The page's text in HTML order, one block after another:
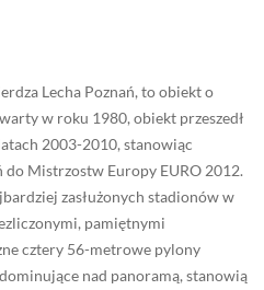
Lecha Poznań, to obiekt o
w roku 1980, obiekt przeszedł
2003-2010, stanowiąc
Mistrzostw Europy EURO 2012.
zasłużonych stadionów w
pamiętnymi
cztery 56-metrowe pylony
nad panoramą, stanowią